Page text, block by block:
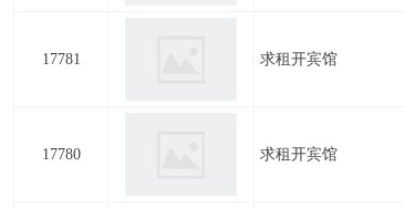
17781 求租开宾馆
17780 求租开宾馆